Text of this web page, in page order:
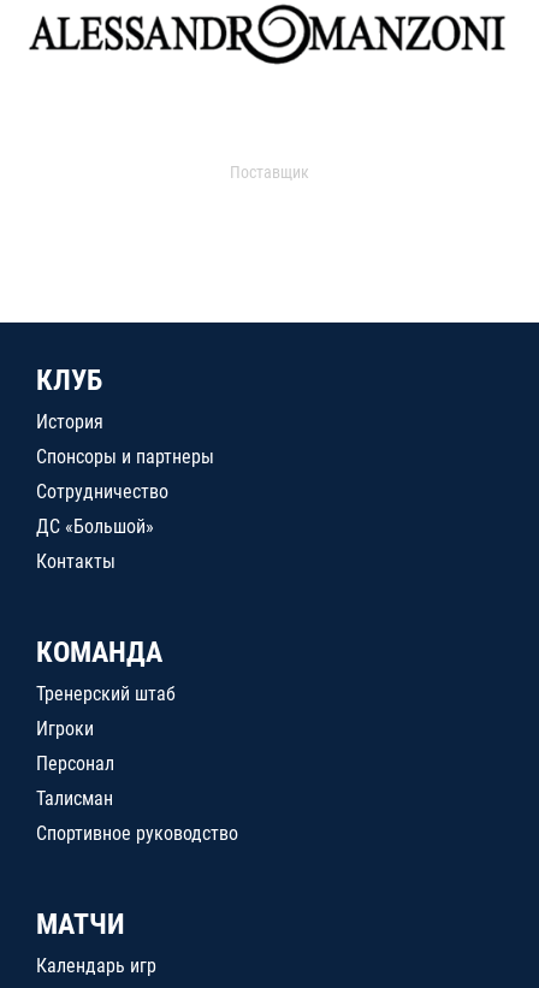
Поставщик
КЛУБ
История
Спонсоры и партнеры
Сотрудничество
ДС «Большой»
Контакты
КОМАНДА
Тренерский штаб
Игроки
Персонал
Талисман
Спортивное руководство
МАТЧИ
Календарь игр